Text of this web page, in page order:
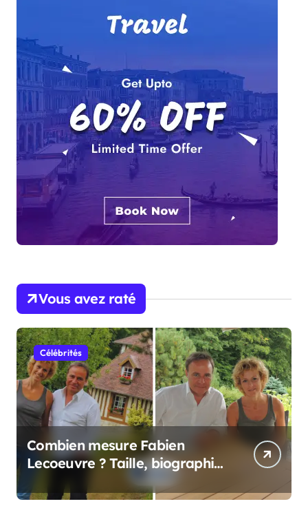
Vous avez raté
Célébrités
Combien mesure Fabien
Lecoeuvre ? Taille, biographie
et informations complètes